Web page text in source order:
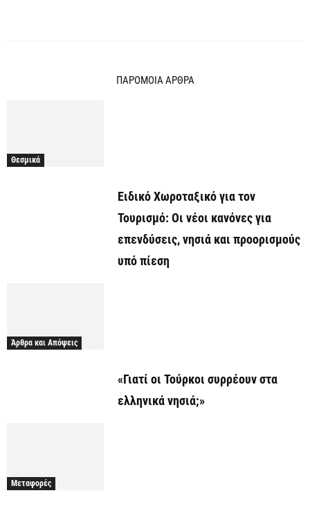
ΠΑΡΟΜΟΙΑ ΑΡΘΡΑ
Θεσμικά
Ειδικό Χωροταξικό για τον
Τουρισμό: Οι νέοι κανόνες για
επενδύσεις, νησιά και προορισμούς
υπό πίεση
Άρθρα και Απόψεις
«Γιατί οι Τούρκοι συρρέουν στα
ελληνικά νησιά;»
Μεταφορές